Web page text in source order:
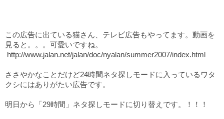
この広告に出ている猫さん、テレビ広告もやってます。動画を
見ると。。。可愛いですね。
http://www.jalan.net/jalan/doc/nyalan/summer2007/index.html
ささやかなことだけど24時間ネタ探しモードに入っているワタ
クシにはありがたい広告です。
明日から「29時間」ネタ探しモードに切り替えです。！！！